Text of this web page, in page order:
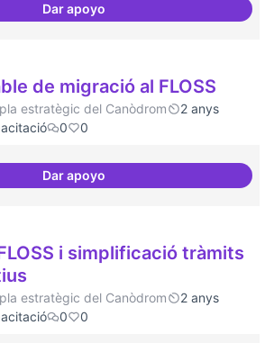
Dar apoyoEstablir les àrees o temàtiques
de migració al FLOSS
estratègic del Canòdrom
2 anys
0 0
Dar apoyoServei estable de migració al
i simplificació tràmits
estratègic del Canòdrom
2 anys
0 0